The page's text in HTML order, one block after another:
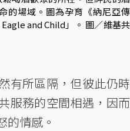
的場域。圖為孕育《納尼亞傳
and Child」。 圖／維基共
有所區隔，但彼此仍時
服務的空間相遇，因而
的情感。